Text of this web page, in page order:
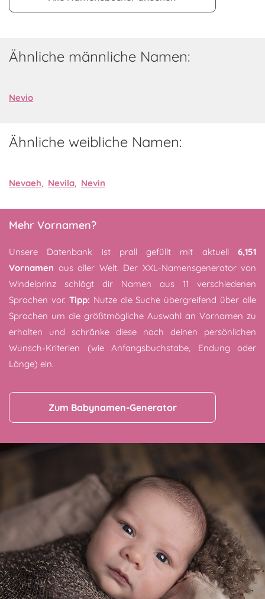
Ähnliche männliche Namen:
Nevio
Ähnliche weibliche Namen:
Nevaeh, Nevila, Nevin
Mehr Vornamen?
Unsere Datenbank ist prall gefüllt mit aktuell 6,151
Vornamen aus aller Welt. Der XXL-Namensgenerator von
Windelprinz schlägt dir Namen aus 11 verschiedenen
Sprachen vor. Tipp: Nutze die Suche übergreifend über alle
Sprachen um die größtmögliche Auswahl an Vornamen zu
erhalten und schränke diese nach deinen persönlichen
Wunsch-Kriterien (wie Anfangsbuchstabe, Endung oder
Länge) ein.
Zum Babynamen-Generator